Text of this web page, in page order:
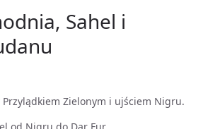
Sahel i
Zielonym i ujściem Nigru.